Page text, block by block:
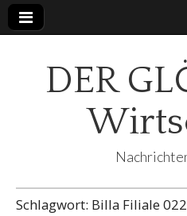
DER
Schlagwort: Billa Filiale